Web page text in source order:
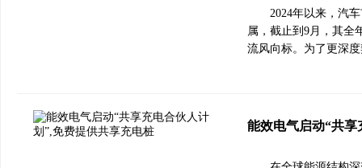
2024年以来，汽
属，截止到9月，其全
流风向标。为了更深
能效电气启动“共享